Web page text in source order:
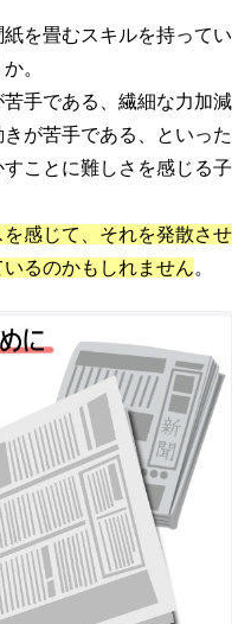
を畳むスキルを持ってい
。
手である、繊細な力加減
が苦手である、といった
ことに難しさを感じる子
感じて、それを発散させ
るのかもしれません。